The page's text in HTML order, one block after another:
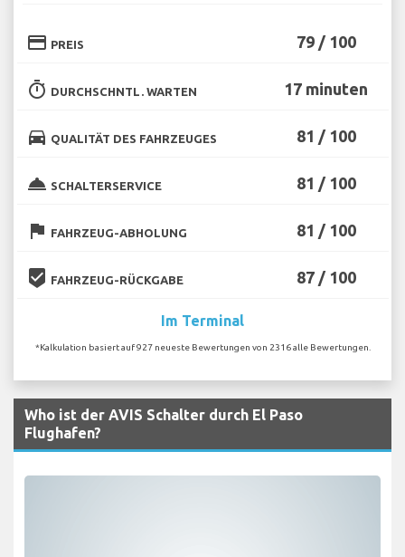
credit_card PREIS 79 / 100
timer DURCHSCHNTL. WARTEN 17 minuten
directions_car QUALITÄT DES FAHRZEUGES 81 / 100
room_service SCHALTERSERVICE 81 / 100
flag FAHRZEUG-ABHOLUNG 81 / 100
beenhere FAHRZEUG-RÜCKGABE 87 / 100
Im Terminal
*Kalkulation basiert auf 927 neueste Bewertungen von 2316 alle Bewertungen.
Who ist der AVIS Schalter durch El Paso
Flughafen?